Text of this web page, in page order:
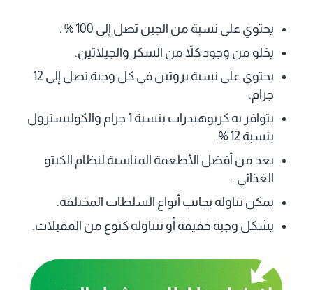
يحتوي على نسبة من الجبن تصل إلى 100 % .
يخلو من وجود كلاً من السكر والجيلاتين.
يحتوي على نسبة بروتين في كل وجبة تصل إلى 12
جرام.
يتوافر به كربوهيدرات بنسبة 1 جرام والكوليسترول
بنسبة 12 %.
يعد من أفضل الأطعمة المناسبة لنظام الكيتو
الغذائي .
يمكن تناوله بجانب أنواع السلطات المختلفة.
يشكل وجبة خفيفة أو نتناوله كنوع من المقبلات.